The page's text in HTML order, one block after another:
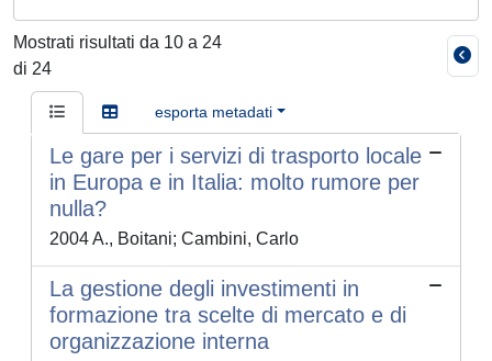
Mostrati risultati da 10 a 24
di 24
esporta metadati
Le gare per i servizi di trasporto locale
in Europa e in Italia: molto rumore per
nulla?
2004 A., Boitani; Cambini, Carlo
La gestione degli investimenti in
formazione tra scelte di mercato e di
organizzazione interna